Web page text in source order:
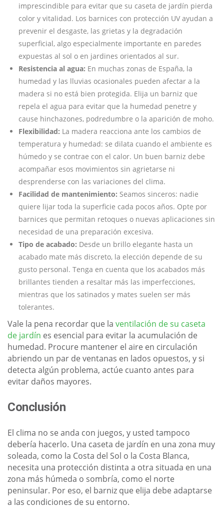
imprescindible para evitar que su caseta de jardín pierda
color y vitalidad. Los barnices con protección UV ayudan a
prevenir el desgaste, las grietas y la degradación
superficial, algo especialmente importante en paredes
expuestas al sol o en jardines orientados al sur.
Resistencia al agua: En muchas zonas de España, la
humedad y las lluvias ocasionales pueden afectar a la
madera si no está bien protegida. Elija un barniz que
repela el agua para evitar que la humedad penetre y
cause hinchazones, podredumbre o la aparición de moho.
Flexibilidad: La madera reacciona ante los cambios de
temperatura y humedad: se dilata cuando el ambiente es
húmedo y se contrae con el calor. Un buen barniz debe
acompañar esos movimientos sin agrietarse ni
desprenderse con las variaciones del clima.
Facilidad de mantenimiento: Seamos sinceros: nadie
quiere lijar toda la superficie cada pocos años. Opte por
barnices que permitan retoques o nuevas aplicaciones sin
necesidad de una preparación excesiva.
Tipo de acabado: Desde un brillo elegante hasta un
acabado mate más discreto, la elección depende de su
gusto personal. Tenga en cuenta que los acabados más
brillantes tienden a resaltar más las imperfecciones,
mientras que los satinados y mates suelen ser más
tolerantes.
Vale la pena recordar que la ventilación de su caseta
de jardín es esencial para evitar la acumulación de
humedad. Procure mantener el aire en circulación
abriendo un par de ventanas en lados opuestos, y si
detecta algún problema, actúe cuanto antes para
evitar daños mayores.
Conclusión
El clima no se anda con juegos, y usted tampoco
debería hacerlo. Una caseta de jardín en una zona muy
soleada, como la Costa del Sol o la Costa Blanca,
necesita una protección distinta a otra situada en una
zona más húmeda o sombría, como el norte
peninsular. Por eso, el barniz que elija debe adaptarse
a las condiciones de su entorno.